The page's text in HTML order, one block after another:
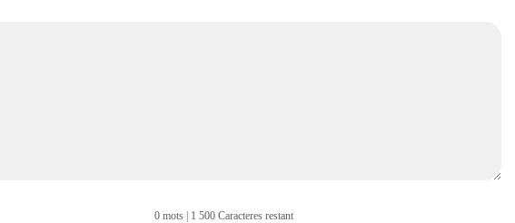
0 mots | 1 500 Caracteres restant